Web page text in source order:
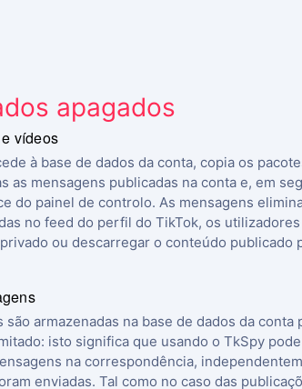
apagados
vídeos
à base de dados da conta, copia os
as mensagens publicadas na conta e, em
do painel de controlo. As mensagens
no feed do perfil do TikTok, os utilizadores
ou descarregar o conteúdo publicado
são armazenadas na base de dados da conta
isto significa que usando o TkSpy
na correspondência,
enviadas. Tal como no caso das